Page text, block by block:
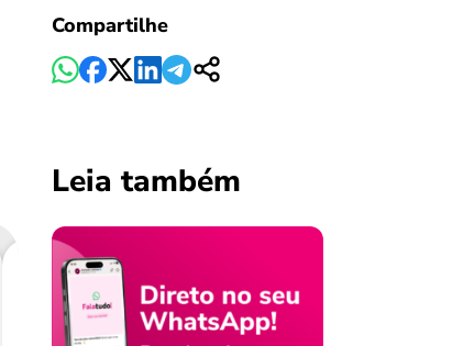
Compartilhe
Leia também